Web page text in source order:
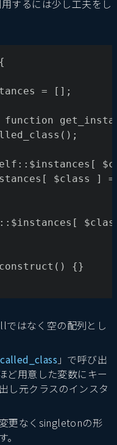
するには少し工夫をし
= [];
$class ]
{}
ではなく空の配列とし
」で呼び出
ど用意した変数にキー
し元クラスのインスタ
更なくsingletonの形